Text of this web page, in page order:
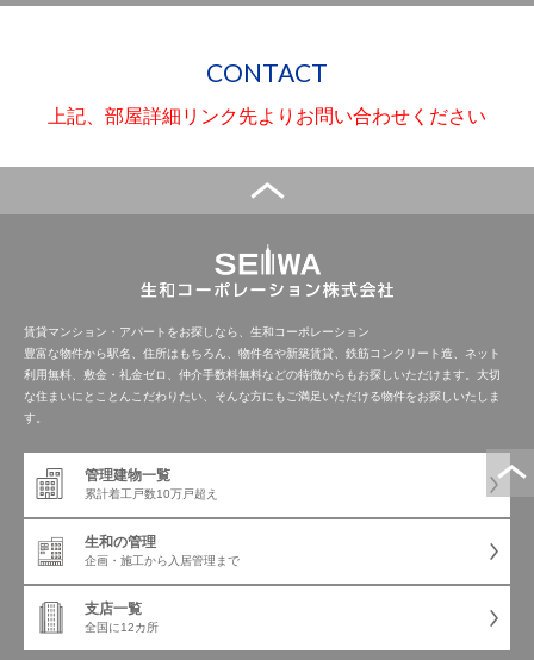
CONTACT
上記、部屋詳細リンク先よりお問い合わせください
賃貸マンション・アパートをお探しなら、生和コーポレーション
豊富な物件から駅名、住所はもちろん、物件名や新築賃貸、鉄筋コンクリート造、ネット
利用無料、敷金・礼金ゼロ、仲介手数料無料などの特徴からもお探しいただけます。大切
な住まいにとことんこだわりたい、そんな方にもご満足いただける物件をお探しいたしま
す。
管理建物一覧
累計着工戸数10万戸超え
生和の管理
企画・施工から 入居管理まで
支店一覧
全国に12カ所